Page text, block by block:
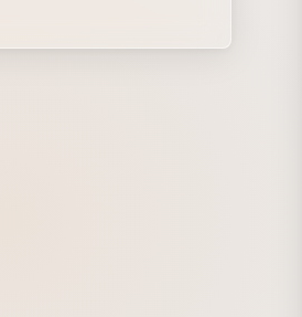
絵本を、さまざまな方々に